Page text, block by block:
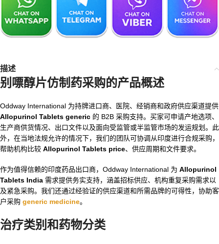
描述
别嘌醇片仿制药采购的产品概述
Oddway International 为持牌进口商、医院、经销商和政府供应渠道提供
Allopurinol Tablets generic 的 B2B 采购支持。买家可申请产地选项、
生产商供货情况、出口文件以及面向受监管或半监管市场的发运规划。此
外，在当地法规允许的情况下，我们的团队可协调从印度进行合规采购，
帮助机构比较 Allopurinol Tablets price、供应周期和文件要求。
作为值得信赖的印度药品出口商，Oddway International 为 Allopurinol
Tablets India 需求提供务实支持，涵盖招标供应、机构重复采购需求以
及紧急采购。我们还通过经验证的供应渠道和所需品牌的可得性，协助客
户采购 generic medicine。
治疗类别和药物分类